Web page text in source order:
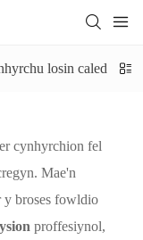
losin caled
cynhyrchion fel
Mae'n
y broses fowldio
proffesiynol,